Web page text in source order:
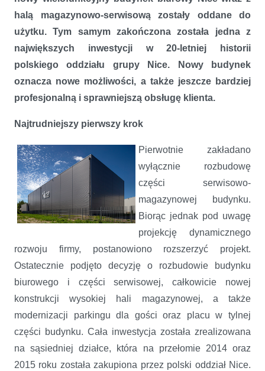
halą magazynowo-serwisową zostały oddane do
użytku. Tym samym zakończona została jedna z
największych inwestycji w 20-letniej historii
polskiego oddziału grupy Nice. Nowy budynek
oznacza nowe możliwości, a także jeszcze bardziej
profesjonalną i sprawniejszą obsługę klienta.
Najtrudniejszy pierwszy krok
Pierwotnie zakładano
wyłącznie rozbudowę
części serwisowo-
magazynowej budynku.
Biorąc jednak pod uwagę
projekcję dynamicznego
rozwoju firmy, postanowiono rozszerzyć projekt.
Ostatecznie podjęto decyzję o rozbudowie budynku
biurowego i części serwisowej, całkowicie nowej
konstrukcji wysokiej hali magazynowej, a także
modernizacji parkingu dla gości oraz placu w tylnej
części budynku. Cała inwestycja została zrealizowana
na sąsiedniej działce, która na przełomie 2014 oraz
2015 roku została zakupiona przez polski oddział Nice.